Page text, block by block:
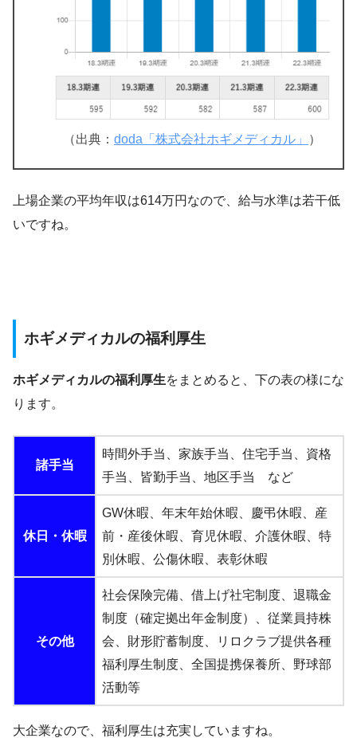
（出典： doda「株式会社ホギメディカル」 ）
上場企業の平均年収は614万円なので、給与水準は若干低
いですね。
ホギメディカルの福利厚生
ホギメディカルの福利厚生をまとめると、下の表の様にな
ります。
諸手当
時間外手当、家族手当、住宅手当、資格
手当、皆勤手当、地区手当 など
休日・休暇
GW休暇、年末年始休暇、慶弔休暇、産
前・産後休暇、育児休暇、介護休暇、特
別休暇、公傷休暇、表彰休暇
その他
社会保険完備、借上げ社宅制度、退職金
制度（確定拠出年金制度）、従業員持株
会、財形貯蓄制度、リロクラブ提供各種
福利厚生制度、全国提携保養所、野球部
活動等
大企業なので、福利厚生は充実していますね。